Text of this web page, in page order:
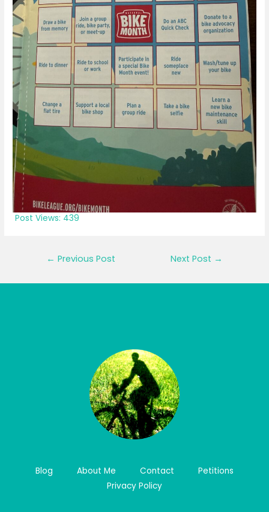
Post Views: 439
← Previous Post Next Post →
Blog About Me Contact
Petitions
Privacy Policy